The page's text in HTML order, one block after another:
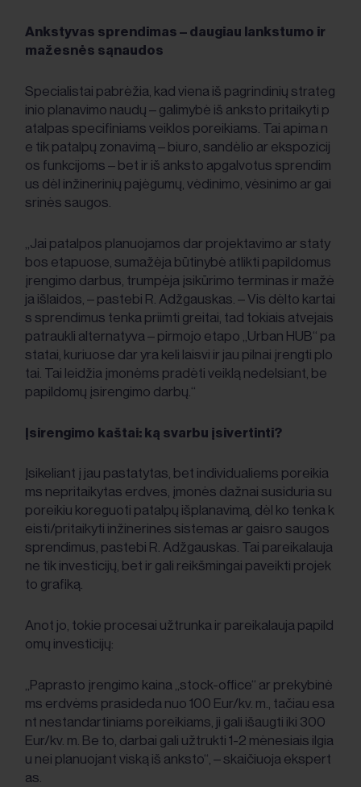
Ankstyvas sprendimas – daugiau lankstumo ir
mažesnės sąnaudos
Specialistai pabrėžia, kad viena iš pagrindinių strateg
inio planavimo naudų – galimybė iš anksto pritaikyti p
atalpas specifiniams veiklos poreikiams. Tai apima n
e tik patalpų zonavimą – biuro, sandėlio ar ekspozicij
os funkcijoms – bet ir iš anksto apgalvotus sprendim
us dėl inžinerinių pajėgumų, vėdinimo, vėsinimo ar gai
srinės saugos.
„Jai patalpos planuojamos dar projektavimo ar staty
bos etapuose, sumažėja būtinybė atlikti papildomus
įrengimo darbus, trumpėja įsikūrimo terminas ir mažė
ja išlaidos, – pastebi R. Adžgauskas. – Vis dėlto kartai
s sprendimus tenka priimti greitai, tad tokiais atvejais
patraukli alternatyva – pirmojo etapo „Urban HUB“ pa
statai, kuriuose dar yra keli laisvi ir jau pilnai įrengti plo
tai. Tai leidžia įmonėms pradėti veiklą nedelsiant, be
papildomų įsirengimo darbų.“
Įsirengimo kaštai: ką svarbu įsivertinti?
Įsikeliant į jau pastatytas, bet individualiems poreikia
ms nepritaikytas erdves, įmonės dažnai susiduria su
poreikiu koreguoti patalpų išplanavimą, dėl ko tenka k
eisti/pritaikyti inžinerines sistemas ar gaisro saugos
sprendimus, pastebi R. Adžgauskas. Tai pareikalauja
ne tik investicijų, bet ir gali reikšmingai paveikti projek
to grafiką.
Anot jo, tokie procesai užtrunka ir pareikalauja papild
omų investicijų:
„Paprasto įrengimo kaina „stock-office“ ar prekybinė
ms erdvėms prasideda nuo 100 Eur/kv. m., tačiau esa
nt nestandartiniams poreikiams, ji gali išaugti iki 300
Eur/kv. m. Be to, darbai gali užtrukti 1-2 mėnesiais ilgia
u nei planuojant viską iš anksto“, – skaičiuoja ekspert
as.